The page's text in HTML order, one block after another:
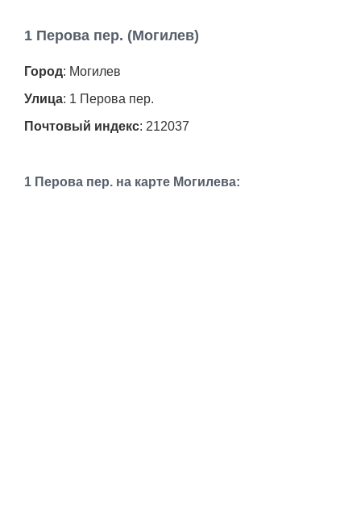
Афиша
Транспорт
1 Перова пер. (Могилев)
Город: Могилев
Улица: 1 Перова пер.
Почтовый индекс: 212037
1 Перова пер. на карте Могилева: